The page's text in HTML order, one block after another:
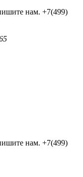
нам. +7(499)
нам. +7(499)